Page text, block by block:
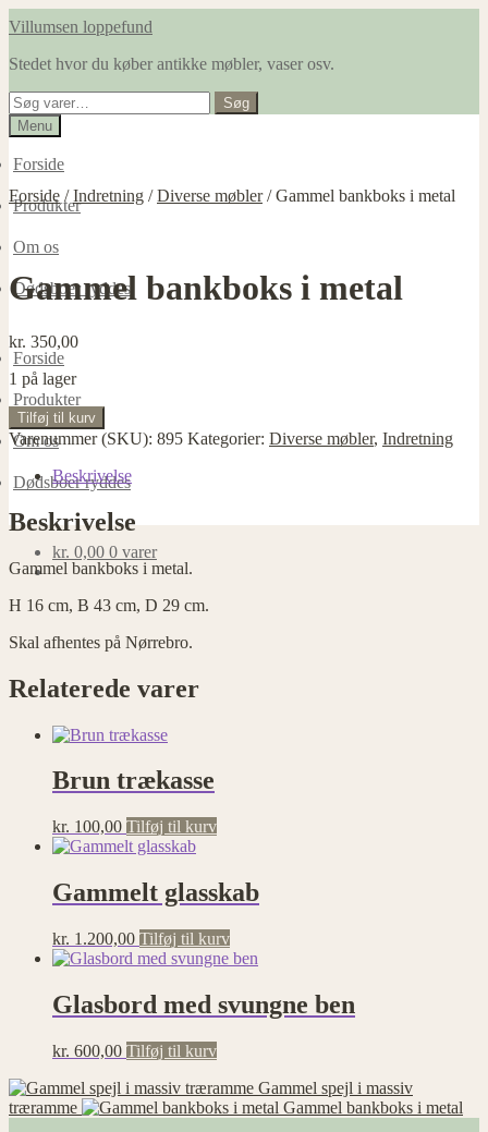
Spring
navigation
Spring
indhold
Villumsen loppefund
Stedet hvor du køber antikke møbler, vaser osv.
Søg
efter:
Søg
Menu
Forside
Produkter
Om os
Dødsboer ryddes
Forside
Produkter
Om os
Dødsboer ryddes
kr. 0,00 0 varer
Forside /Indretning /Diverse møbler/Gammel bankboks i metal
Gammel bankboks i metal
kr. 350,00
1 på lager
Gammel
bankboks
metal
antal
Tilføj til kurv
Varenummer (SKU): 895 Kategorier: Diverse møbler, Indretning
Beskrivelse
Beskrivelse
Gammel bankboks i metal.
H 16 cm, B 43 cm, D 29 cm.
Skal afhentes på Nørrebro.
Relaterede varer
Brun trækasse
kr. 100,00 Tilføj til kurv
Gammelt glasskab
kr. 1.200,00 Tilføj til kurv
Glasbord med svungne ben
kr. 600,00 Tilføj til kurv
Gammel spejl i massiv
træramme
Gammel bankboks i metal